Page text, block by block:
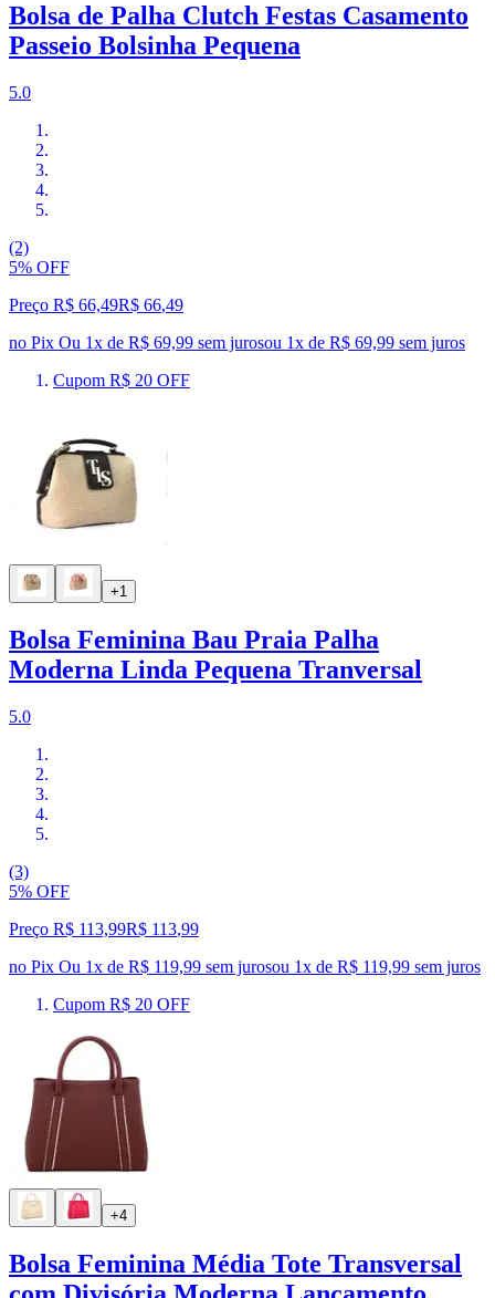
Bolsa de Palha Clutch Festas Casamento
Passeio Bolsinha Pequena
5.0
(2)
5% OFF
Preço R$ 66,49R$ 66,49
no Pix Ou 1x de R$ 69,99 sem jurosou 1x de R$ 69,99 sem juros
Cupom R$ 20 OFF
+1
Bolsa Feminina Bau Praia Palha
Moderna Linda Pequena Tranversal
5.0
(3)
5% OFF
Preço R$ 113,99R$ 113,99
no Pix Ou 1x de R$ 119,99 sem jurosou 1x de R$ 119,99 sem juros
Cupom R$ 20 OFF
+4
Bolsa Feminina Média Tote Transversal